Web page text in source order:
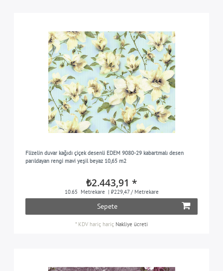
Flizelin duvar kağıdı çiçek desenli EDEM 9080-29 kabartmalı desen
parıldayan rengi mavi yeşil beyaz 10,65 m2
₺2.443,91 *
10.65 Metrekare | ₺229,47 / Metrekare
Sepete
* KDV hariç hariç Nakliye ücreti